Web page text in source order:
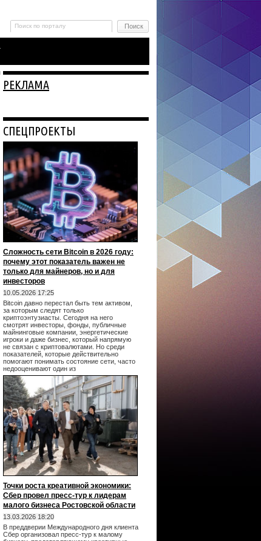
РЕКЛАМА
СПЕЦПРОЕКТЫ
Сложность сети Bitcoin в 2026 году:
почему этот показатель важен не
только для майнеров, но и для
инвесторов
10.05.2026 17:25
Bitcoin давно перестал быть тем активом,
за которым следят только
криптоэнтузиасты. Сегодня на него
смотрят инвесторы, фонды, публичные
майнинговые компании, энергетические
игроки и даже бизнес, который напрямую
не связан с криптовалютами. Но среди
показателей, которые действительно
помогают понимать состояние сети, часто
недооценивают один из
Точки роста креативной экономики:
Сбер провел пресс-тур к лидерам
малого бизнеса Ростовской области
13.03.2026 18:20
В преддверии Международного дня клиента
Сбер организовал пресс-тур к малому